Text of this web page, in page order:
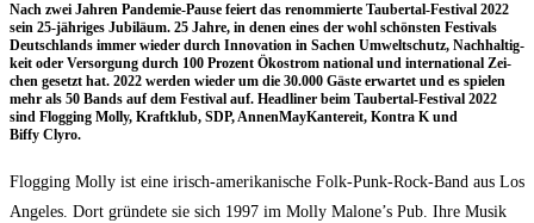
Nach zwei Jah­ren Pan­de­mie-Pau­se fei­ert das renom­mier­te Tau­ber­tal-Fes­ti­val 2022
sein 25-jähriges Jubi­lä­um. 25 Jah­re, in denen eines der wohl schöns­ten Fes­ti­vals
Deutsch­lands immer wie­der durch Inno­va­ti­on in Sachen Umwelt­schutz, Nach­hal­tig­
keit oder Ver­sor­gung durch 100 Pro­zent Öko­strom natio­nal und inter­na­tio­nal Zei­
chen gesetzt hat. 2022 wer­den wie­der um die 30.000 Gäs­te erwar­tet und es spie­len
mehr als 50 Bands auf dem Fes­ti­val auf. Head­li­ner beim Tau­ber­tal-Fes­ti­val 2022
sind Flog­ging Mol­ly, Kraft­klub, SDP, Annen­May­Kan­te­reit, Kon­tra K und
Biffy Clyro.
Flog­ging Mol­ly ist eine irisch-ame­ri­ka­ni­sche Folk-Punk-Rock-Band aus Los
Ange­les. Dort grün­de­te sie sich 1997 im Mol­ly Malone’s Pub. Ihre Musik